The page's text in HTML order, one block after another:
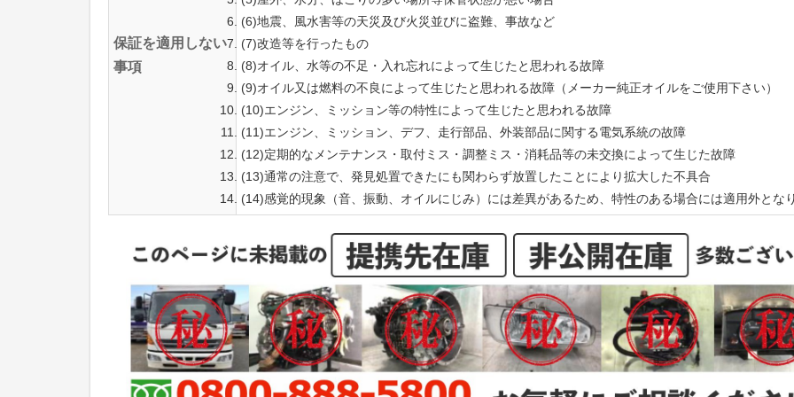
保証を適用しない
事項
(6)地震、風水害等の天災及び火災並びに盗難、事故など
(7)改造等を行ったもの
(8)オイル、水等の不足・入れ忘れによって生じたと思われる故障
(9)オイル又は燃料の不良によって生じたと思われる故障（メーカー純正オイルをご使用下さい）
(10)エンジン、ミッション等の特性によって生じたと思われる故障
(11)エンジン、ミッション、デフ、走行部品、外装部品に関する電気系統の故障
(12)定期的なメンテナンス・取付ミス・調整ミス・消耗品等の未交換によって生じた故障
(13)通常の注意で、発見処置できたにも関わらず放置したことにより拡大した不具合
(14)感覚的現象（音、振動、オイルにじみ）には差異があるため、特性のある場合には適用外とな